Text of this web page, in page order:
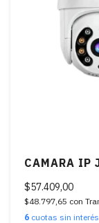
CAMARA IP
$57.409,00
$48.797,65 con
6 cuotas sin